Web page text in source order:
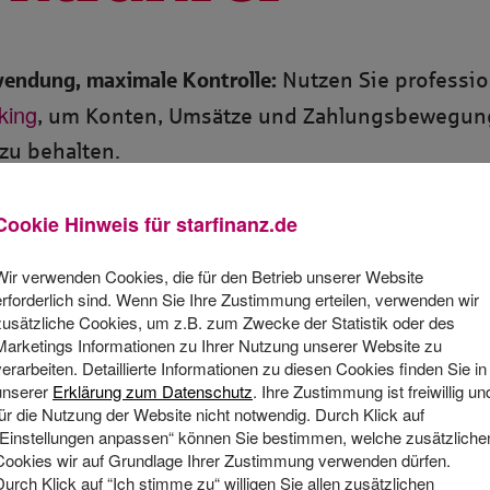
maximale Kontrolle: Nutzen Sie
, um Konten, Umsätze und
behalten.
Finanzmanagement für alle
: StarMoney
für Selbstständige, Mittelständler:innen
im Detail analysieren, verstehen und planen: Mit
haben Sie jederzeit den kompletten Überblick
zukünftige Finanzsituation Ihres
Workflow : Erfassen Sie Ihre Zahlungen schnell
– auch direkt aus Rechnungen heraus
Hinweis fürstarfinanz.de
verwenden Cookies, die für den Betrieb unserer Website
sind. Wenn Sie Ihre Zustimmung erteilen, verwenden wir
Cookies, um z.B. zum Zwecke der Statistik oder des
Informationen zu Ihrer Nutzung unserer Website zu
Detaillierte Informationen zu diesen Cookies finden Sie in
Erklärung zum Datenschutz. Ihre Zustimmung ist freiwillig
die Nutzung der Website nicht notwendig. Durch Klick auf
anpassen“ können Sie bestimmen, welche
wir auf Grundlage Ihrer Zustimmung verwenden dürfen.
Klick auf “Ich stimme zu“ willigen Sie allen zusätzlichen